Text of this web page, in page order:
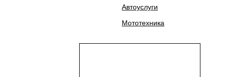
Автоуслуги
Мототехника